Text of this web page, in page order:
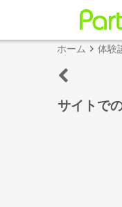
ホーム 体験
サイトで